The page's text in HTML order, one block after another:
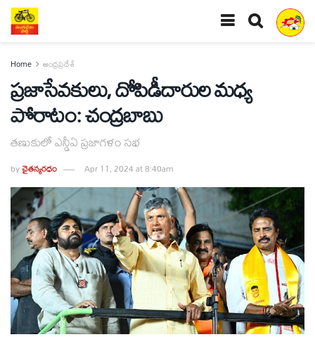
Home ఆంధ్రప్రదేశ్
ప్రజాసేవకులు, దోపిడీదారుల మధ్య
పోరాటం: చంద్రబాబు
తణుకులో ఎన్డీఏ ప్రజాగళం సభ
byచైతన్యరధం Apr 11, 2024 at 8:40am